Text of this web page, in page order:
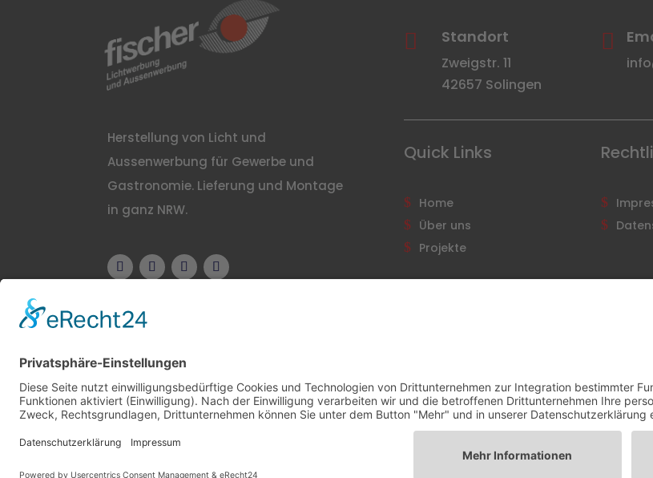
Herstellung von Licht und
Aussenwerbung für Gewerbe und
Gastronomie. Lieferung und Montage
in ganz NRW.
 Standort
Zweigstr. 11
42657 Solingen

Quick Links
Home
Über uns
Projekte
Copyright © 2026 Alle Rechte vorbehalten. Erstellt durch